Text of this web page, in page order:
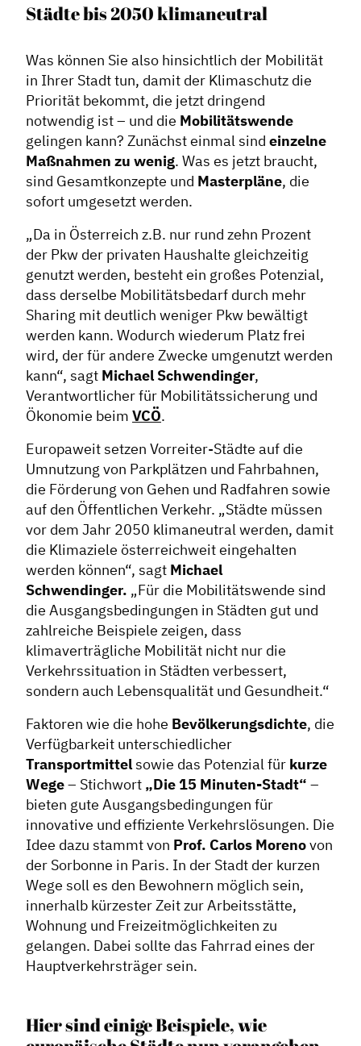
Städte bis 2050 klimaneutral
Was können Sie also hinsichtlich der Mobilität
in Ihrer Stadt tun, damit der Klimaschutz die
Priorität bekommt, die jetzt dringend
notwendig ist – und die Mobilitätswende
gelingen kann? Zunächst einmal sind einzelne
Maßnahmen zu wenig. Was es jetzt braucht,
sind Gesamtkonzepte und Masterpläne, die
sofort umgesetzt werden.
„Da in Österreich z.B. nur rund zehn Prozent
der Pkw der privaten Haushalte gleichzeitig
genutzt werden, besteht ein großes Potenzial,
dass derselbe Mobilitätsbedarf durch mehr
Sharing mit deutlich weniger Pkw bewältigt
werden kann. Wodurch wiederum Platz frei
wird, der für andere Zwecke umgenutzt werden
kann“, sagt Michael Schwendinger,
Verantwortlicher für Mobilitätssicherung und
Ökonomie beim VCÖ.
Europaweit setzen Vorreiter-Städte auf die
Umnutzung von Parkplätzen und Fahrbahnen,
die Förderung von Gehen und Radfahren sowie
auf den Öffentlichen Verkehr. „Städte müssen
vor dem Jahr 2050 klimaneutral werden, damit
die Klimaziele österreichweit eingehalten
werden können“, sagt Michael
Schwendinger. „Für die Mobilitätswende sind
die Ausgangsbedingungen in Städten gut und
zahlreiche Beispiele zeigen, dass
klimaverträgliche Mobilität nicht nur die
Verkehrssituation in Städten verbessert,
sondern auch Lebensqualität und Gesundheit.“
Faktoren wie die hohe Bevölkerungsdichte, die
Verfügbarkeit unterschiedlicher
Transportmittelsowie das Potenzial für kurze
Wege– Stichwort „Die 15 Minuten-Stadt“ –
bieten gute Ausgangsbedingungen für
innovative und effiziente Verkehrslösungen. Die
Idee dazu stammt von Prof. Carlos Morenovon
der Sorbonne in Paris. In der Stadt der kurzen
Wege soll es den Bewohnern möglich sein,
innerhalb kürzester Zeit zur Arbeitsstätte,
Wohnung und Freizeitmöglichkeiten zu
gelangen. Dabei sollte das Fahrrad eines der
Hauptverkehrsträger sein.
Hier sind einige Beispiele, wie